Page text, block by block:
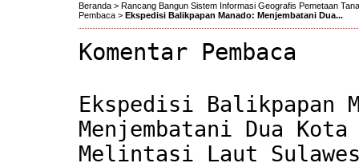
Beranda > Rancang Bangun Sistem Informasi Geografis Pemetaan
Pembaca > Ekspedisi Balikpapan Manado: Menjembatani Dua...
Komentar Pembaca
Ekspedisi Balikpapan
Menjembatani Dua
Melintasi Laut